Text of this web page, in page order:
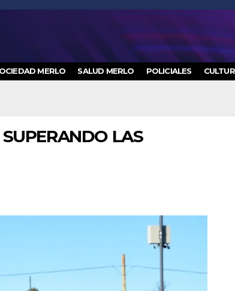
MERLO SALUD MERLO POLICIALES
LAS